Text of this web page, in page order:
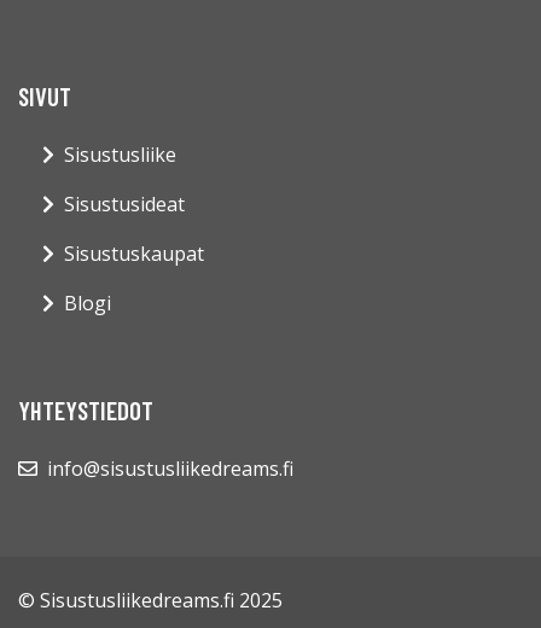
SIVUT
Sisustusliike
Sisustusideat
Sisustuskaupat
Blogi
YHTEYSTIEDOT
info@sisustusliikedreams.fi
© Sisustusliikedreams.fi 2025